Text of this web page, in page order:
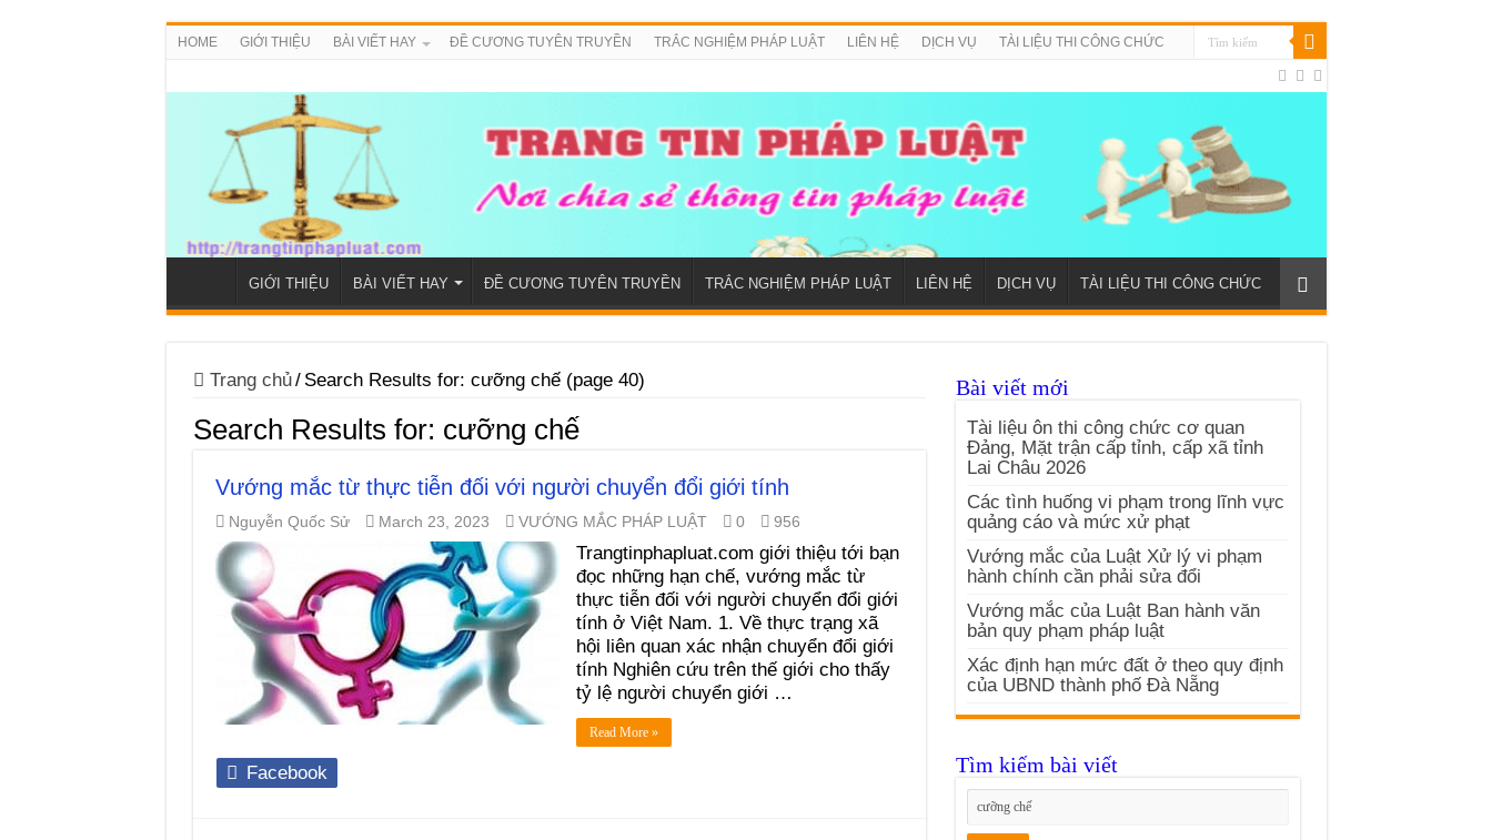
HOME GIỚI THIỆU BÀI VIẾT HAY ĐỀ CƯƠNG TUYÊN TRUYỀN TRẮC NGHIỆM PHÁP LUẬT LIÊN HỆ DỊCH VỤ TÀI LIỆU THI CÔNG CHỨC
GIỚI THIỆU BÀI VIẾT HAY ĐỀ CƯƠNG TUYÊN TRUYỀN TRẮC NGHIỆM PHÁP LUẬT LIÊN HỆ DỊCH VỤ TÀI LIỆU THI CÔNG CHỨC
Trang chủ/ Search Results for: cưỡng chế (page 40)
Search Results for: cưỡng chế
Vướng mắc từ thực tiễn đối với người chuyển đổi giới tính
Nguyễn Quốc Sử March 23, 2023 VƯỚNG MẮC PHÁP LUẬT 0 956
Trangtinphapluat.com giới thiệu tới bạn
đọc những hạn chế, vướng mắc từ
thực tiễn đối với người chuyển đổi giới
tính ở Việt Nam. 1. Về thực trạng xã
hội liên quan xác nhận chuyển đổi giới
tính Nghiên cứu trên thế giới cho thấy
tỷ lệ người chuyển giới …
Read More »
Facebook
Bài viết mới
Tài liệu ôn thi công chức cơ quan
Đảng, Mặt trận cấp tỉnh, cấp xã tỉnh
Lai Châu 2026
Các tình huống vi phạm trong lĩnh vực
quảng cáo và mức xử phạt
Vướng mắc của Luật Xử lý vi phạm
hành chính cần phải sửa đổi
Vướng mắc của Luật Ban hành văn
bản quy phạm pháp luật
Xác định hạn mức đất ở theo quy định
của UBND thành phố Đà Nẵng
Tìm kiếm bài viết